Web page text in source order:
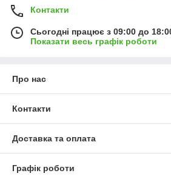
Контакти
Сьогодні працює з 09:00 до
Показати весь графік роботи
Про нас
Контакти
Доставка та оплата
Графік роботи